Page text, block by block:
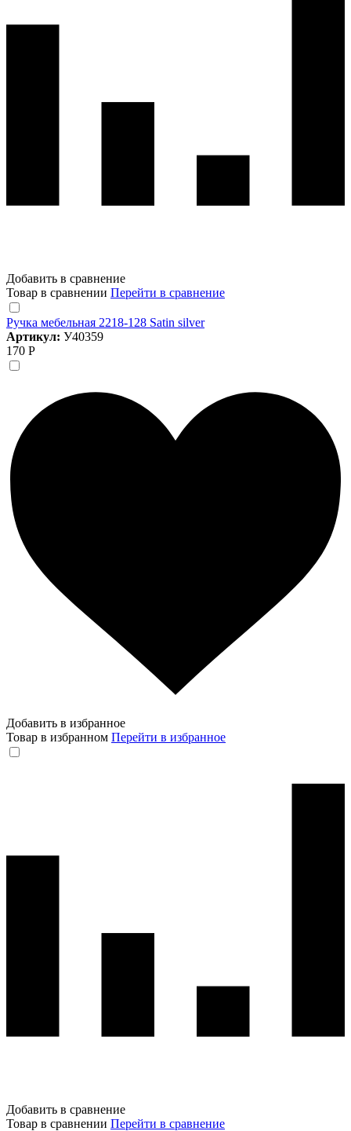
Добавить в сравнение
Товар в сравнении Перейти в сравнение
Ручка мебельная 2218-128 Satin silver
Артикул: У40359
170 Р
Добавить в избранное
Товар в избранном Перейти в избранное
Добавить в сравнение
Товар в сравнении Перейти в сравнение